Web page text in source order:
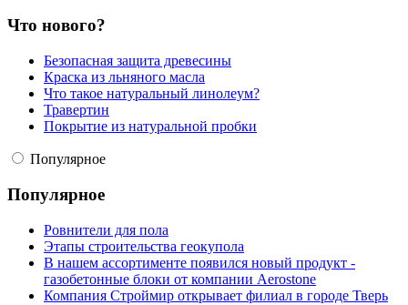
Что нового?
Безопасная защита древесины
Краска из льняного масла
Что такое натуральный линолеум?
Травертин
Покрытие из натуральной пробки
Популярное
Популярное
Ровнители для пола
Этапы строительства геокупола
В нашем ассортименте появился новый продукт -
газобетонные блоки от компании Aerostone
Компания Строймир открывает филиал в городе Тверь